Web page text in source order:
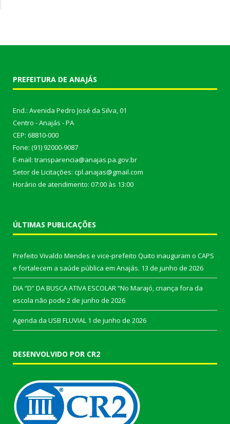
PREFEITURA DE ANAJÁS
End.: Avenida Pedro José da Silva, 01
Centro - Anajás - PA
CEP: 68810-000
Fone: (91) 92000-9087
E-mail: transparencia@anajas.pa.gov.br
Setor de Licitações: cpl.anajas@gmail.com
Horário de atendimento: 07:00 às 13:00
ÚLTIMAS PUBLICAÇÕES
Prefeito Vivaldo Mendes e vice-prefeito Quito inauguram o CAPS
e fortalecem a saúde pública em Anajás. 13 de junho de 2026
DIA “D” DA BUSCA ATIVA ESCOLAR “No Marajó, criança fora da
escola não pode 2 de junho de 2026
Agenda da USB FLUVIAL 1 de junho de 2026
DESENVOLVIDO POR CR2